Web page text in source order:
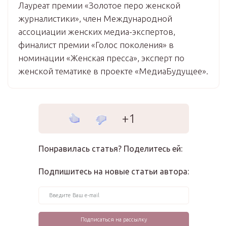
Лауреат премии «Золотое перо женской
журналистики», член Международной
ассоциации женских медиа-экспертов,
финалист премии «Голос поколения» в
номинации «Женская пресса», эксперт по
женской тематике в проекте «МедиаБудущее».
+1
Понравилась статья? Поделитесь ей:
Подпишитесь на новые статьи автора: